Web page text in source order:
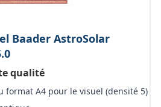
Baader AstroSolar
qualité
format A4 pour le visuel (densité 5)